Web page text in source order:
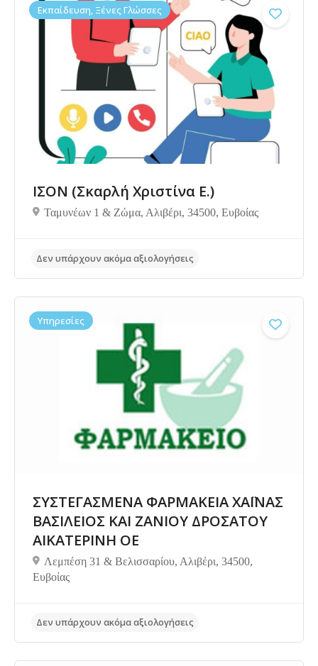
Εκπαίδευση, Ξένες Γλώσσες
ΙΣΟΝ (Σκαρλή Χριστίνα Ε.)
Ταμυνέων 1 & Ζώμα, Αλιβέρι, 34500, Ευβοίας
Δεν υπάρχουν ακόμα αξιολογήσεις
Υπηρεσίες
ΣΥΣΤΕΓΑΣΜΕΝΑ ΦΑΡΜΑΚΕΙΑ ΧΑΪΝΑΣ
ΒΑΣΙΛΕΙΟΣ ΚΑΙ ΖΑΝΙΟΥ ΔΡΟΣΑΤΟΥ
ΑΙΚΑΤΕΡΙΝΗ ΟΕ
Λεμπέση 31 & Βελισσαρίου, Αλιβέρι, 34500,
Ευβοίας